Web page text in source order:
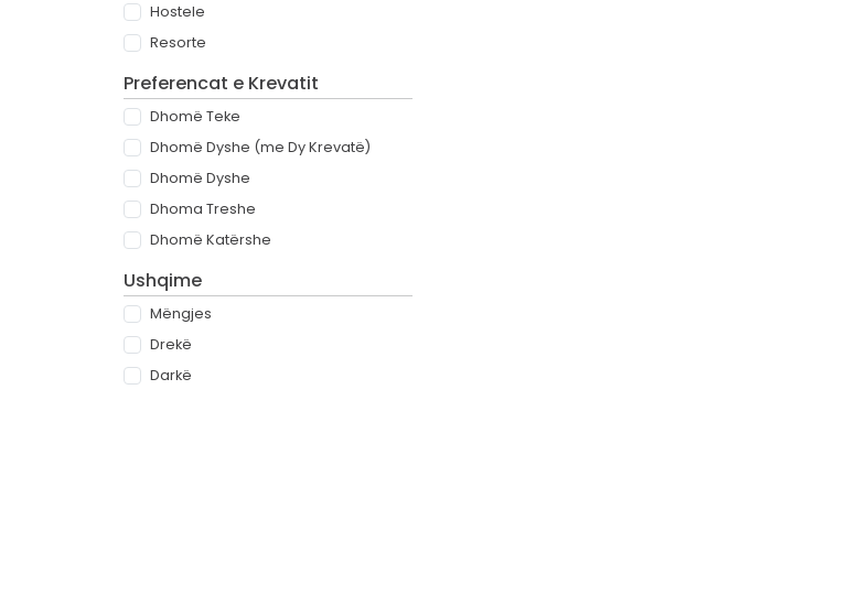
Hostele
Resorte
Preferencat e Krevatit
Dhomë Teke
Dhomë Dyshe (me Dy Krevatë)
Dhomë Dyshe
Dhoma Treshe
Dhomë Katërshe
Ushqime
Mëngjes
Drekë
Darkë